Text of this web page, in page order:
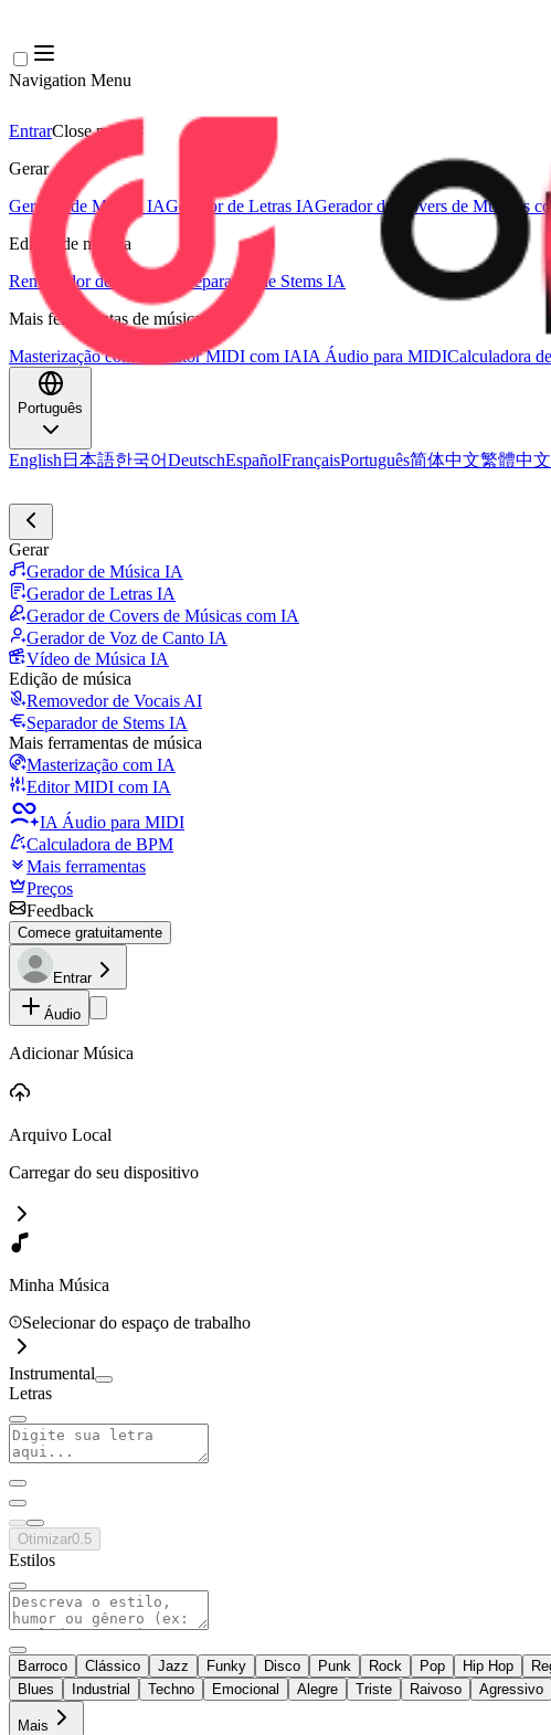
Navigation Menu
EntrarClose menu
×
Gerar
Gerador de Música IAGerador de Letras IAGerador de Covers de Músicas
Edição de música
Removedor de Vocais AI
Separador de Stems IA
Mais ferramentas de música
Masterização com IA
Editor MIDI com IAIA Áudio para MIDICalculadora
Português
English 日本語한국어DeutschEspañolFrançaisPortuguês简体中文繁體中文
Gerar
Gerador de Música IA
Gerador de Letras IA
Gerador de Covers de Músicas com IA
Gerador de Voz de Canto IA
Vídeo de Música IA
Edição de música
Removedor de Vocais AI
Separador de Stems IA
Mais ferramentas de música
Masterização com IA
Editor MIDI com IA
IA Áudio para MIDI
Calculadora de BPM
Mais ferramentas
Preços
Feedback
Comece gratuitamente
Entrar
Áudio
Adicionar Música
Arquivo Local
Carregar do seu dispositivo
Minha Música
Selecionar do espaço de trabalho
Instrumental
Letras
Otimizar0.5
Estilos
Barroco Clássico Jazz Funky Disco Punk Rock Pop Hip Hop
Blues
Industrial Techno Emocional Alegre Triste Raivoso Agressivo
Mais